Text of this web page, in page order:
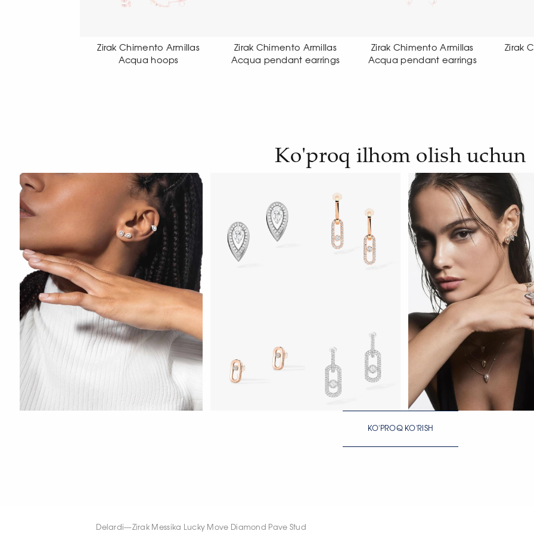
Zirak Chimento Armillas
Acqua pendant earrings
Zirak Chimento Armillas
Acqua pendant earrings
Zirak Chimento Link Sensi
earrings
Ko'proq ilhom olish uchun
KO'PROQ KO'RISH
Delardi—Zirak Messika Lucky Move Diamond Pave Stud